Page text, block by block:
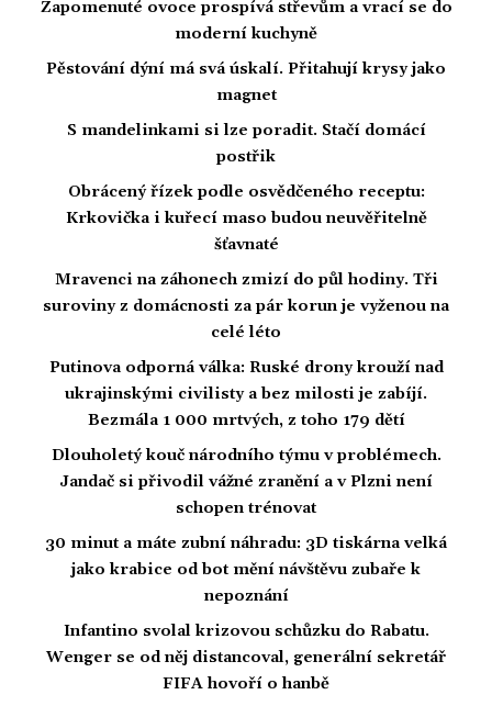
Zapomenuté ovoce prospívá střevům a vrací se do
moderní kuchyně
Pěstování dýní má svá úskalí. Přitahují krysy jako
magnet
S mandelinkami si lze poradit. Stačí domácí
postřik
Obrácený řízek podle osvědčeného receptu:
Krkovička i kuřecí maso budou neuvěřitelně
šťavnaté
Mravenci na záhonech zmizí do půl hodiny. Tři
suroviny z domácnosti za pár korun je vyženou na
celé léto
Putinova odporná válka: Ruské drony krouží nad
ukrajinskými civilisty a bez milosti je zabíjí.
Bezmála 1 000 mrtvých, z toho 179 dětí
Dlouholetý kouč národního týmu v problémech.
Jandač si přivodil vážné zranění a v Plzni není
schopen trénovat
30 minut a máte zubní náhradu: 3D tiskárna velká
jako krabice od bot mění návštěvu zubaře k
nepoznání
Infantino svolal krizovou schůzku do Rabatu.
Wenger se od něj distancoval, generální sekretář
FIFA hovoří o hanbě